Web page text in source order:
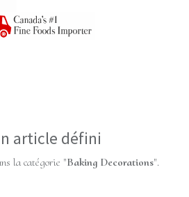
article défini
la catégorie "Baking Decorations".